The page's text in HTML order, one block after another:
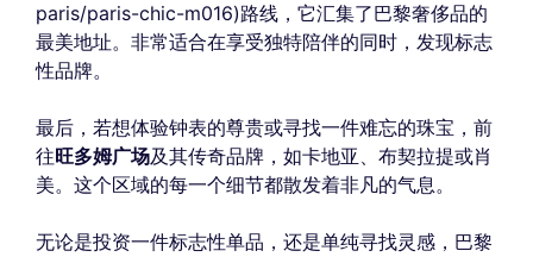
paris/paris-chic-m016)路线，它汇集了巴黎奢侈品的
最美地址。非常适合在享受独特陪伴的同时，发现标志
性品牌。
最后，若想体验钟表的尊贵或寻找一件难忘的珠宝，前
往旺多姆广场及其传奇品牌，如卡地亚、布契拉提或肖
美。这个区域的每一个细节都散发着非凡的气息。
无论是投资一件标志性单品，还是单纯寻找灵感，巴黎